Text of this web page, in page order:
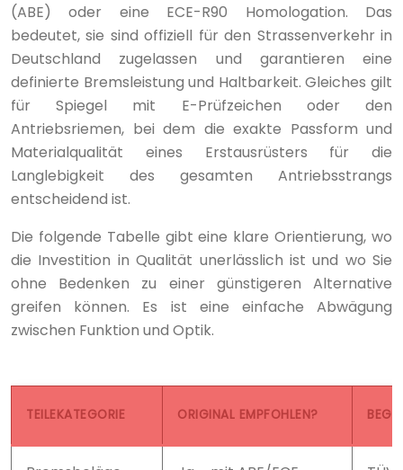
(ABE) oder eine ECE-R90 Homologation. Das
bedeutet, sie sind offiziell für den Strassenverkehr in
Deutschland zugelassen und garantieren eine
definierte Bremsleistung und Haltbarkeit. Gleiches gilt
für Spiegel mit E-Prüfzeichen oder den
Antriebsriemen, bei dem die exakte Passform und
Materialqualität eines Erstausrüsters für die
Langlebigkeit des gesamten Antriebsstrangs
entscheidend ist.
Die folgende Tabelle gibt eine klare Orientierung, wo
die Investition in Qualität unerlässlich ist und wo Sie
ohne Bedenken zu einer günstigeren Alternative
greifen können. Es ist eine einfache Abwägung
zwischen Funktion und Optik.
TEILEKATEGORIE ORIGINAL EMPFOHLEN?